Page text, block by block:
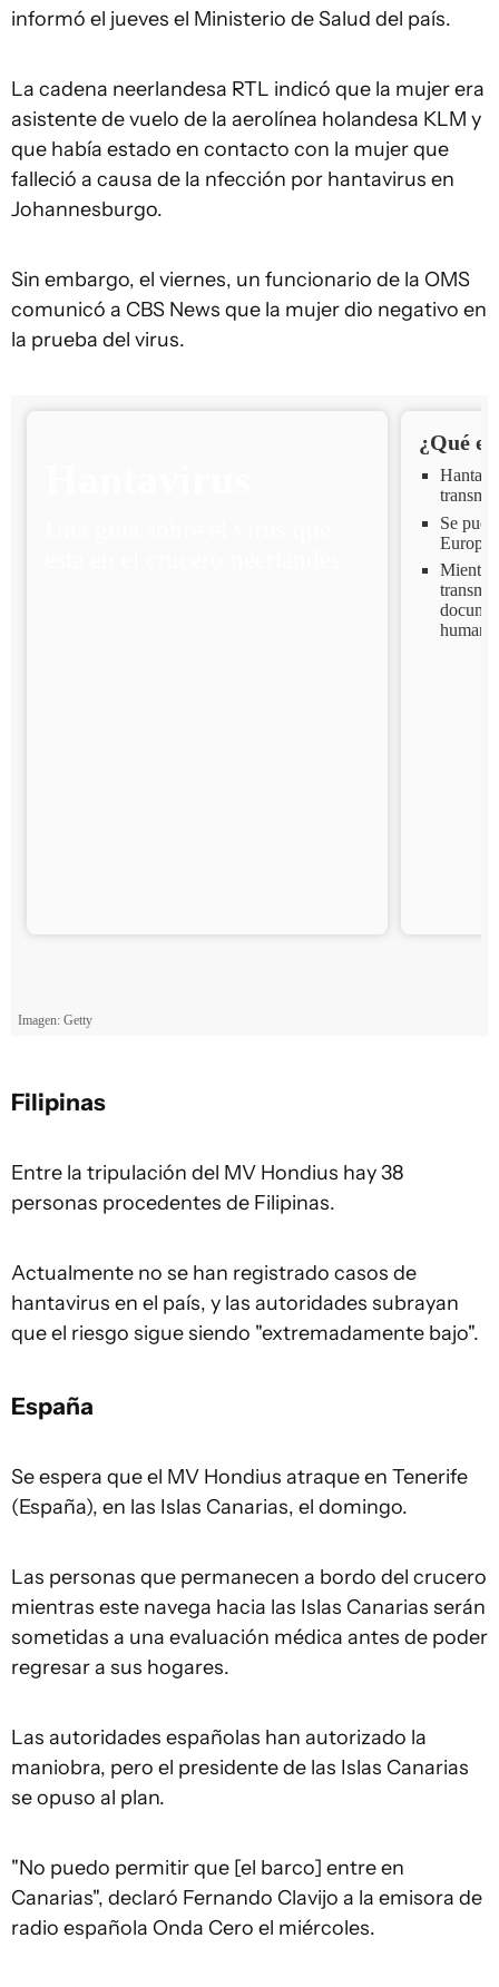
informó el jueves el Ministerio de Salud del país.
La cadena neerlandesa RTL indicó que la mujer era
asistente de vuelo de la aerolínea holandesa KLM y
que había estado en contacto con la mujer que
falleció a causa de la nfección por hantavirus en
Johannesburgo.
Sin embargo, el viernes, un funcionario de la OMS
comunicó a CBS News que la mujer dio negativo en
la prueba del virus.
Filipinas
Entre la tripulación del MV Hondius hay 38
personas procedentes de Filipinas.
Actualmente no se han registrado casos de
hantavirus en el país, y las autoridades subrayan
que el riesgo sigue siendo "extremadamente bajo".
España
Se espera que el MV Hondius atraque en Tenerife
(España), en las Islas Canarias, el domingo.
Las personas que permanecen a bordo del crucero
mientras este navega hacia las Islas Canarias serán
sometidas a una evaluación médica antes de poder
regresar a sus hogares.
Las autoridades españolas han autorizado la
maniobra, pero el presidente de las Islas Canarias
se opuso al plan.
"No puedo permitir que [el barco] entre en
Canarias", declaró Fernando Clavijo a la emisora ​​de
radio española Onda Cero el miércoles.